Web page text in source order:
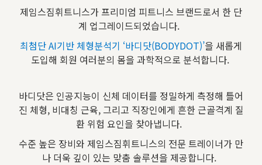
제임스짐휘트니스가 프리미엄 피트니스 브랜드로서 한 단
계 업그레이드되었습니다.
최첨단 AI기반 체형분석기 ‘바디닷(BODYDOT)’을 새롭게
도입해 회원 여러분의 몸을 과학적으로 분석합니다.
바디닷은 인공지능이 신체 데이터를 정밀하게 측정해 틀어
진 체형, 비대칭 근육, 그리고 직장인에게 흔한 근골격계 질
환 위험 요인을 찾아냅니다.
수준 높은 장비와 제임스짐휘트니스의 전문 트레이너가 만
나 더욱 깊이 있는 맞춤 솔루션을 제공합니다.